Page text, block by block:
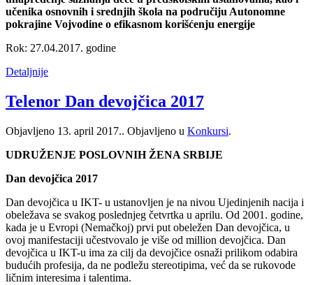
učenika osnovnih i srednjih škola na područiju Autonomne
pokrajine Vojvodine o efikasnom korišćenju energije
Rok: 27.04.2017. godine
Detaljnije
Telenor Dan devojčica 2017
Objavljeno 13. april 2017.. Objavljeno u Konkursi.
UDRUŽENJE POSLOVNIH ŽENA SRBIJE
Dan devojčica 2017
Dan devojčica u IKT- u ustanovljen je na nivou Ujedinjenih nacija i
obeležava se svakog poslednjeg četvrtka u aprilu. Od 2001. godine,
kada je u Evropi (Nemačkoj) prvi put obeležen Dan devojčica, u
ovoj manifestaciji učestvovalo je više od million devojčica. Dan
devojčica u IKT-u ima za cilj da devojčice osnaži prilikom odabira
budućih profesija, da ne podležu stereotipima, već da se rukovode
ličnim interesima i talentima.